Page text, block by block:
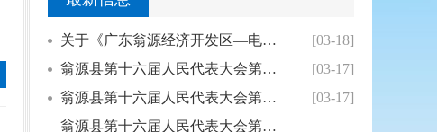
关于《广东翁源经济开发区—电源电子产业集聚区...
[03-18]
翁源县第十六届人民代表大会第七次会议关于翁源...
[03-17]
翁源县第十六届人民代表大会第七次会议关于翁源...
[03-17]
翁源县第十六届人民代表大会第七次会议